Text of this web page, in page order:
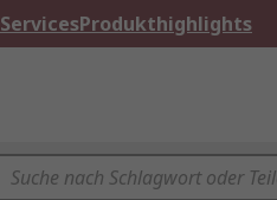
ServicesProdukthighlights